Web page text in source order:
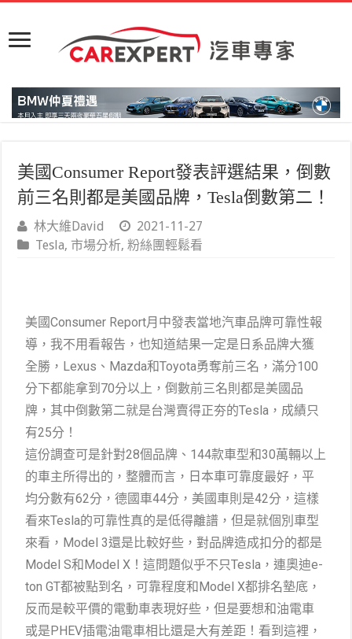
美國Consumer Report發表評選結果，倒數
前三名則都是美國品牌，Tesla倒數第二！
林大維David
2021-11-27
Tesla, 市場分析,粉絲團輕鬆看
美國Consumer Report月中發表當地汽車品牌可靠性報
導，我不用看報告，也知道結果一定是日系品牌大獲
全勝，Lexus、Mazda和Toyota勇奪前三名，滿分100
分下都能拿到70分以上，倒數前三名則都是美國品
牌，其中倒數第二就是台灣賣得正夯的Tesla，成績只
有25分！
這份調查可是針對28個品牌、144款車型和30萬輛以上
的車主所得出的，整體而言，日本車可靠度最好，平
均分數有62分，德國車44分，美國車則是42分，這樣
看來Tesla的可靠性真的是低得離譜，但是就個別車型
來看，Model 3還是比較好些，對品牌造成扣分的都是
Model S和Model X！這問題似乎不只Tesla，連奧迪e-
ton GT都被點到名，可靠程度和Model X都排名墊底，
反而是較平價的電動車表現好些，但是要想和油電車
或是PHEV插電油電車相比還是大有差距！看到這裡，